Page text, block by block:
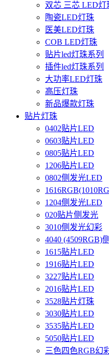
双芯 三芯 LED灯
陶瓷LED灯珠
医美LED灯珠
COB LED灯珠
贴片led灯珠系列
插件led灯珠系列
大功率LED灯珠
高压灯珠
新品爆款灯珠
贴片灯珠
0402贴片LED
0603贴片LED
0805贴片LED
1206贴片LED
0802侧发光LED
1204侧发光LED
020贴片侧发光
3010侧发光幻彩
4040 (4509RGB)
1615贴片LED
1916贴片LED
3227贴片LED
2016贴片LED
3528贴片灯珠
3030贴片LED
3535贴片LED
5050贴片LED
三色四色RGB幻